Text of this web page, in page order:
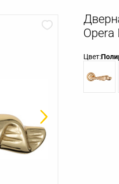
Opera
Цвет: